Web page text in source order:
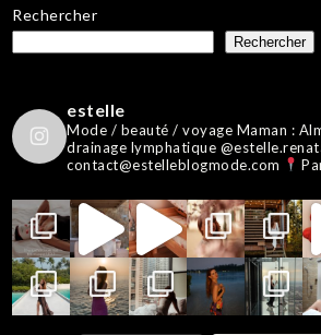
Rechercher
Rechercher
estelle
Mode / beauté / voyage Maman :
drainage lymphatique
contact@estelleblogmode.com